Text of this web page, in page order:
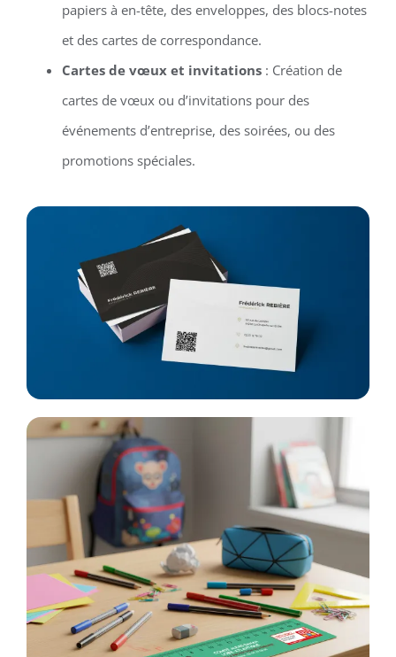
papiers à en-tête, des enveloppes, des blocs-notes
et des cartes de correspondance.
Cartes de vœux et invitations: Création de
cartes de vœux ou d’invitations pour des
événements d’entreprise, des soirées, ou des
promotions spéciales.